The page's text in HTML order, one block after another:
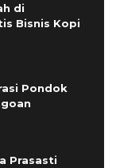
di
Bisnis Kopi
Pondok
Prasasti